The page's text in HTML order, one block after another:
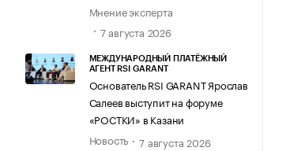
Мнение эксперта
7 августа 2026
МЕЖДУНАРОДНЫЙ ПЛАТЁЖНЫЙ
АГЕНТ RSI GARANT
Основатель RSI GARANT Ярослав
Салеев выступит на форуме
«РОСТКИ» в Казани
Новость
7 августа 2026